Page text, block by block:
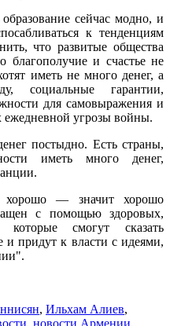
сейчас модно, и
к тенденциям
что развитые общества
и счастье не
иметь не много денег, а
социальные гарантии,
для самовыражения и
ежедневной угрозы войны.
постыдно. Есть страны,
иметь много денег,
хорошо — значит хорошо
с помощью здоровых,
которые смогут сказать
и придут к власти с идеями,
, Ильхам Алиев,